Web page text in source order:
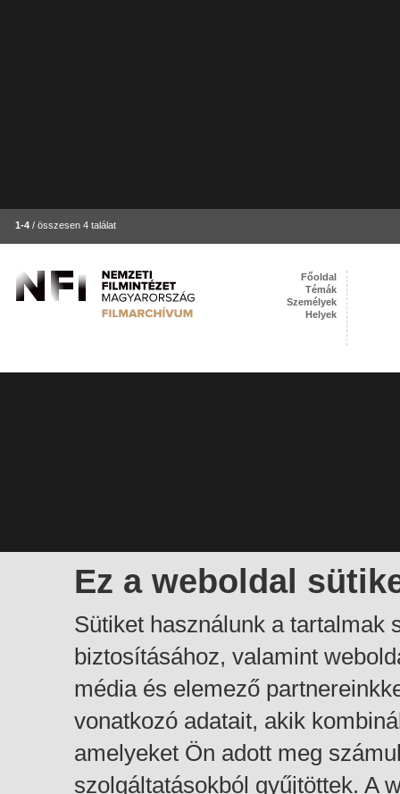
1-4 / összesen 4 találat
Ez a weboldal
Sütiket használunk a tartalmak
biztosításához, valamint
média és elemező
vonatkozó adatait, akik
amelyeket Ön adott meg
szolgáltatásokból gyűjtöttek. A
Főoldal
Témák
Személyek
Helyek